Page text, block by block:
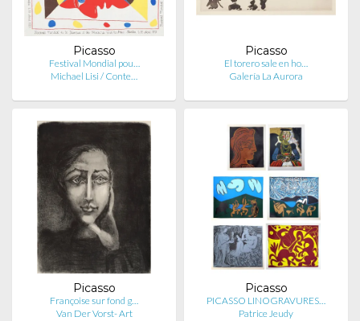
Picasso
Festival Mondial pou…
Michael Lisi / Conte…
Picasso
El torero sale en ho…
Galería La Aurora
Picasso
Françoise sur fond g…
Van Der Vorst- Art
Picasso
PICASSO LINOGRAVURES…
Patrice Jeudy